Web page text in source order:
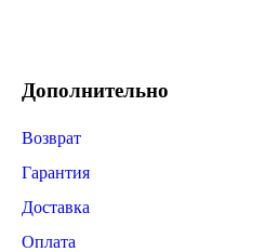
Дополнительно
Возврат
Гарантия
Доставка
Оплата